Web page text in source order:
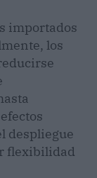
importados
los
despliegue
flexibilidad